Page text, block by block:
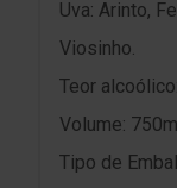
Uva: Arinto,
Viosinho.
Teor
Volume:
Tipo de